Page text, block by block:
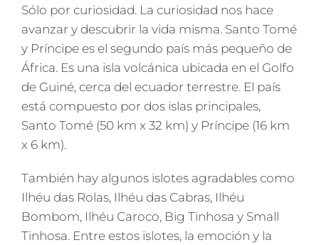
Sólo por curiosidad. La curiosidad nos hace
avanzar y descubrir la vida misma. Santo Tomé
y Príncipe es el segundo país más pequeño de
África. Es una isla volcánica ubicada en el Golfo
de Guiné, cerca del ecuador terrestre. El país
está compuesto por dos islas principales,
Santo Tomé (50 km x 32 km) y Príncipe (16 km
x 6 km).
También hay algunos islotes agradables como
Ilhéu das Rolas, Ilhéu das Cabras, Ilhéu
Bombom, Ilhéu Caroco, Big Tinhosa y Small
Tinhosa. Entre estos islotes, la emoción y la